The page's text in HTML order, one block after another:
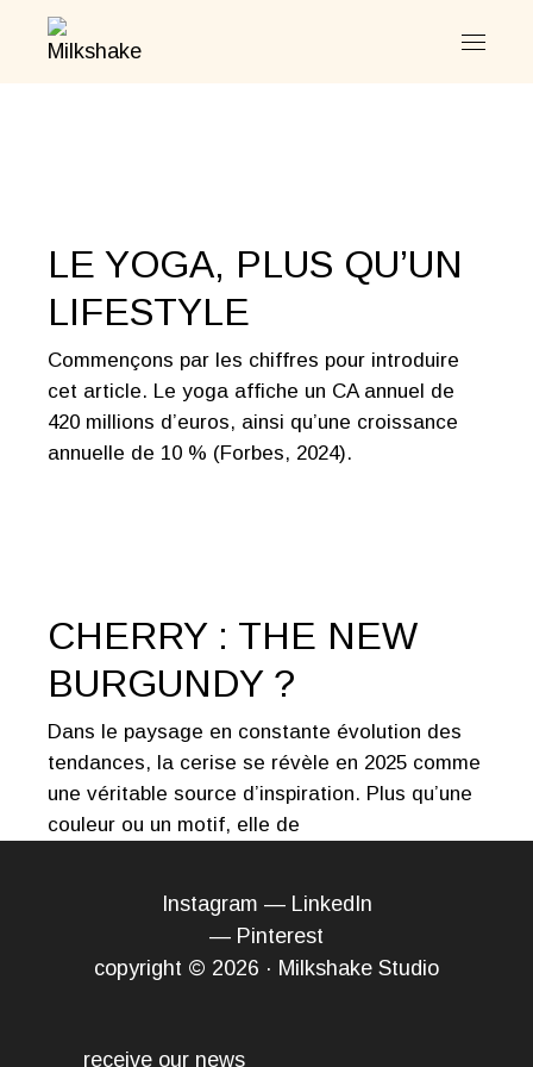
LE YOGA, PLUS QU’UN
LIFESTYLE
Commençons par les chiffres pour introduire
cet article. Le yoga affiche un CA annuel de
420 millions d’euros, ainsi qu’une croissance
annuelle de 10 % (Forbes, 2024).
CHERRY : THE NEW
BURGUNDY ?
Dans le paysage en constante évolution des
tendances, la cerise se révèle en 2025 comme
une véritable source d’inspiration. Plus qu’une
couleur ou un motif, elle de
Instagram — LinkedIn
— Pinterest
copyright © 2026 · Milkshake Studio
receive our news